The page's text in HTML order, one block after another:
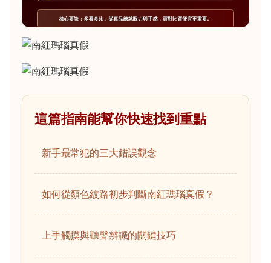
這篇指南能幫你快速找到重點
新手最常犯的三大錯誤觀念
如何從顏色紋路初步判斷南紅瑪瑙真假？
上手觸摸與聽聲辨識的關鍵技巧